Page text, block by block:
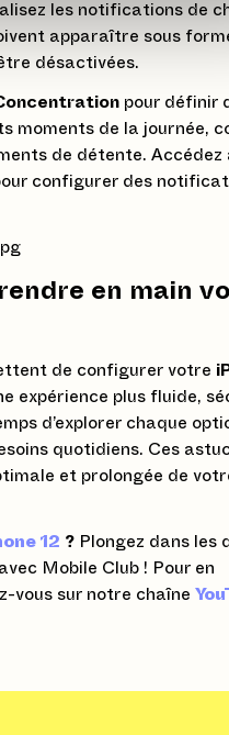
les notifications de
apparaître sous
désactivées.
pour définir
moments de la journée,
de détente. Accédez
configurer des
en main
de configurer votre
expérience plus fluide,
d’explorer chaque
quotidiens. Ces
et prolongée de
12 ? Plongez dans les
Mobile Club ! Pour en
vous sur notre chaîne